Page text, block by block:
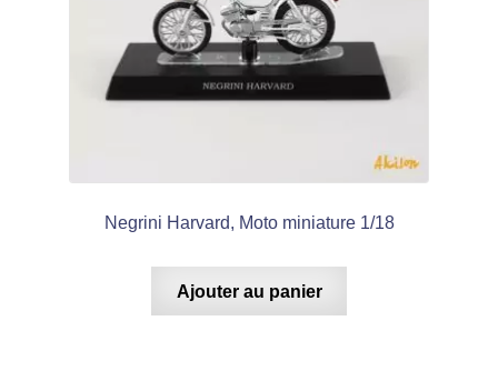
Negrini Harvard, Moto miniature 1/18
Ajouter au panier